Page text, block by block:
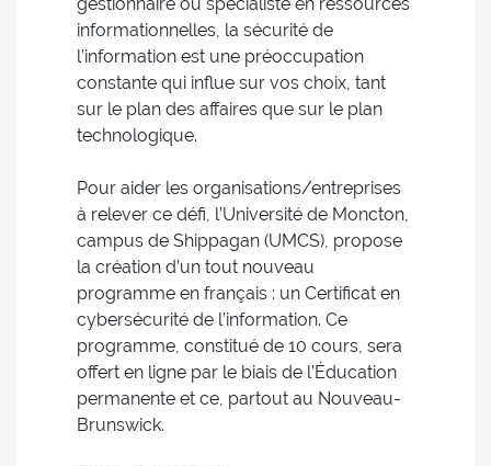
informationnelles, la sécurité de
l’information est une préoccupation
constante qui influe sur vos choix, tant
sur le plan des affaires que sur le plan
technologique.
Pour aider les organisations/entreprises
à relever ce défi, l’Université de Moncton,
campus de Shippagan (UMCS), propose
la création d’un tout nouveau
programme en français : un Certificat en
cybersécurité de l’information. Ce
programme, constitué de 10 cours, sera
offert en ligne par le biais de l’Éducation
permanente et ce, partout au Nouveau-
Brunswick.